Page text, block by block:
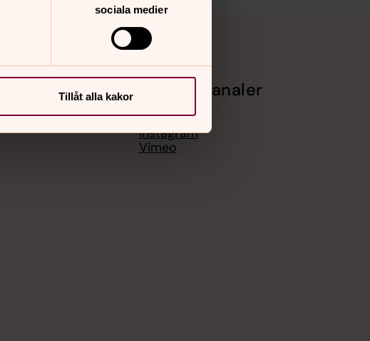
sociala medier
Tillåt alla kakor Sociala kanaler
Facebook
Instagram
Vimeo